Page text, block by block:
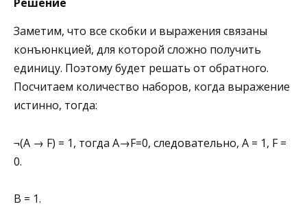
Заметим, что все скобки и выражения связаны
конъюнкцией, для которой сложно получить
единицу. Поэтому будет решать от обратного.
Посчитаем количество наборов, когда выражение
истинно, тогда:
¬(A → F) = 1, тогда A→F=0, следовательно, A = 1, F =
0.
B = 1.